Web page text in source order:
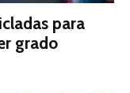
para
grado